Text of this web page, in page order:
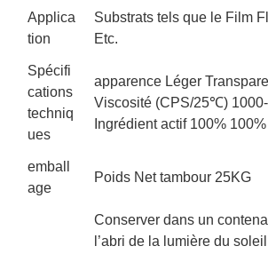
Applica
tion
Substrats tels que le Film
Etc.
Spécifi
cations
techniq
ues
apparence Léger
Viscosité (CPS/25℃)
Ingrédient actif 100% 100%
emball
age
Poids Net tambour 25KG
Conserver dans un
l’abri de la lumière du